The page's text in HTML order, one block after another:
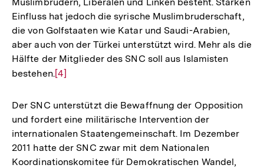
Einfluss hat jedoch die syrische Muslimbruderschaft,
die von Golfstaaten wie Katar und Saudi-Arabien,
aber auch von der Türkei unterstützt wird. Mehr als die
Hälfte der Mitglieder des SNC soll aus Islamisten
bestehen.Zur
der
Fußnote
[4]
Der SNC unterstützt die Bewaffnung der Opposition
und fordert eine militärische Intervention der
internationalen Staatengemeinschaft. Im Dezember
2011 hatte der SNC zwar mit dem Nationalen
Koordinationskomitee für Demokratischen Wandel,